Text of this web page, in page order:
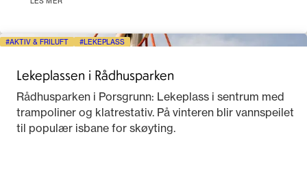
AKTIV & FRILUFT LEKEPLASS
Lekeplassen i Rådhusparken
Rådhusparken i Porsgrunn: Lekeplass i sentrum med
trampoliner og klatrestativ. På vinteren blir vannspeilet
til populær isbane for skøyting.